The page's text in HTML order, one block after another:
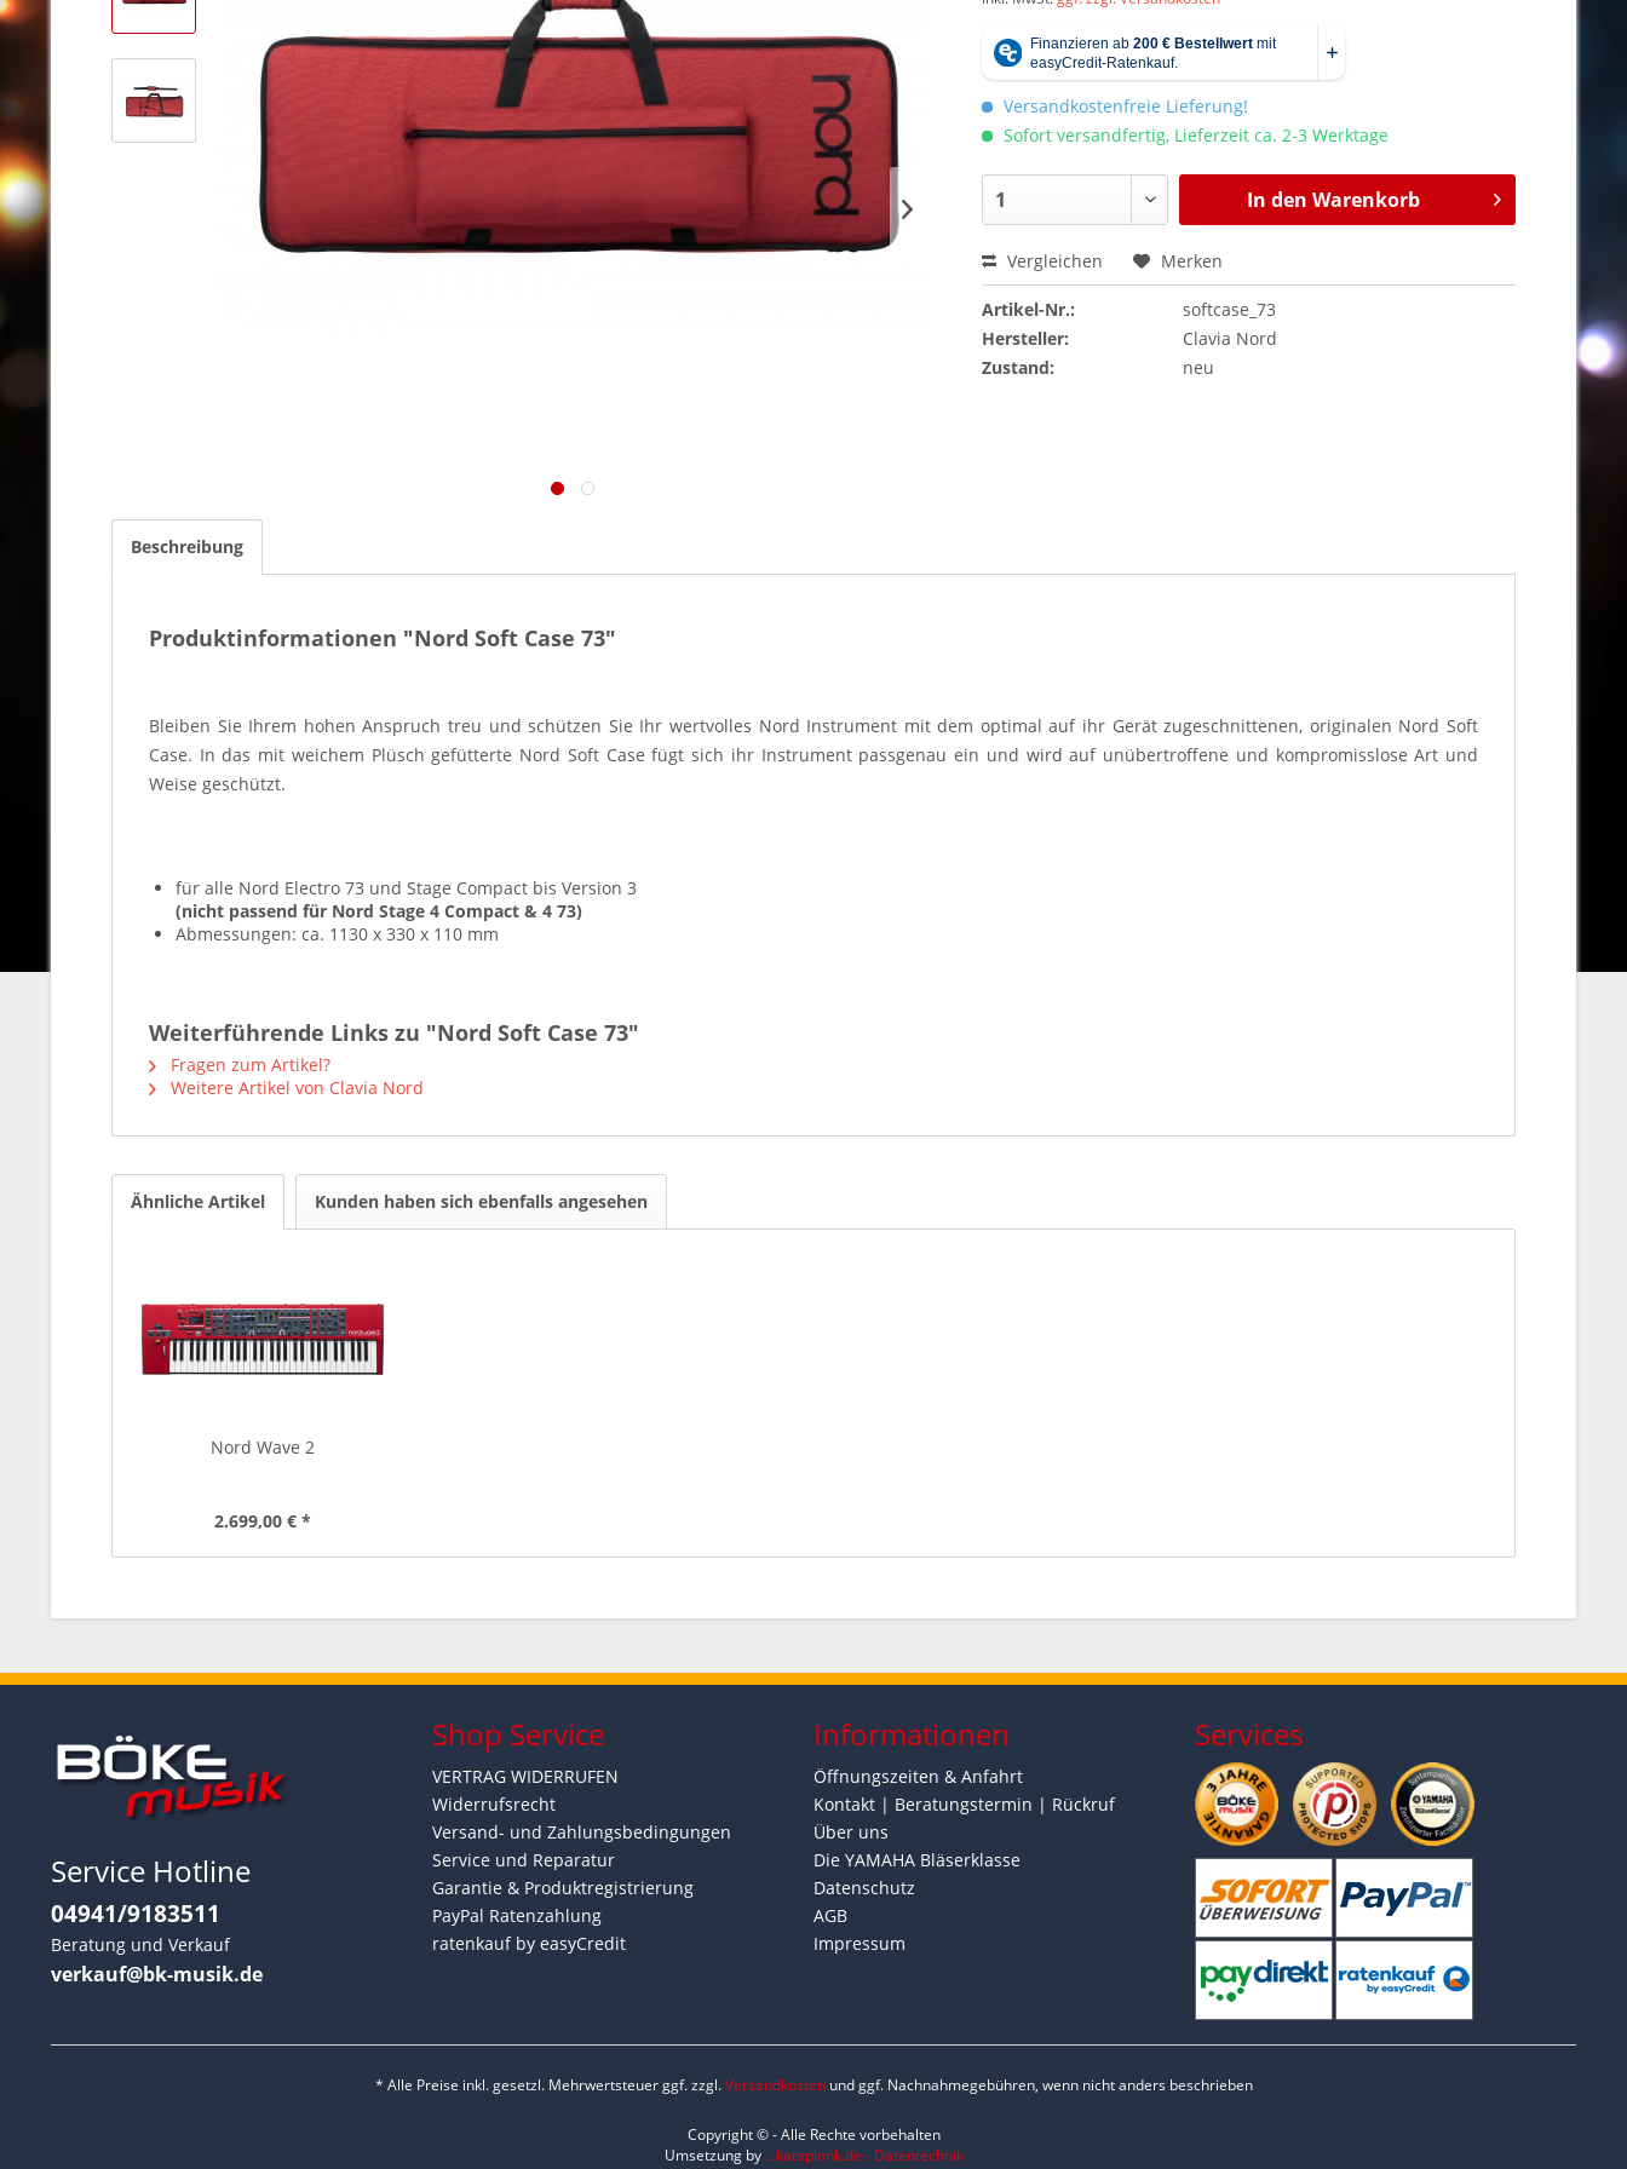
Versandkostenfreie Lieferung!
Sofort versandfertig, Lieferzeit ca. 2-3 Werktage
In den Warenkorb
Vergleichen Merken
Artikel-Nr.:
softcase_73
Hersteller:
Clavia Nord
Zustand:
neu
Beschreibung
Produktinformationen "Nord Soft Case 73"
Bleiben Sie Ihrem hohen Anspruch treu und schützen Sie Ihr wertvolles Nord Instrument mit dem optimal auf ihr Gerät zugeschnittenen, originalen Nord Soft
Case. In das mit weichem Plüsch gefütterte Nord Soft Case fügt sich ihr Instrument passgenau ein und wird auf unübertroffene und kompromisslose Art und
Weise geschützt.
für alle Nord Electro 73 und Stage Compact bis Version 3
(nicht passend für Nord Stage 4 Compact & 4 73)
Abmessungen: ca. 1130 x 330 x 110 mm
Weiterführende Links zu "Nord Soft Case 73"
Fragen zum Artikel?
Weitere Artikel von Clavia Nord
Ähnliche Artikel Kunden haben sich ebenfalls angesehen
Nord Wave 2
2.699,00 € *
Service Hotline
04941/9183511
Beratung und Verkauf
verkauf@bk-musik.de
Shop Service
VERTRAG WIDERRUFEN
Widerrufsrecht
Versand- und Zahlungsbedingungen
Service und Reparatur
Garantie & Produktregistrierung
PayPal Ratenzahlung
ratenkauf by easyCredit
Informationen
Öffnungszeiten & Anfahrt
Kontakt | Beratungstermin | Rückruf
Über uns
Die YAMAHA Bläserklasse
Datenschutz
AGB
Impressum
Services
* Alle Preise inkl. gesetzl. Mehrwertsteuer ggf. zzgl.Versandkostenund ggf. Nachnahmegebühren, wenn nicht anders beschrieben
Copyright © - Alle Rechte vorbehalten
Umsetzung by ...kataplonk.de - Datentechnik